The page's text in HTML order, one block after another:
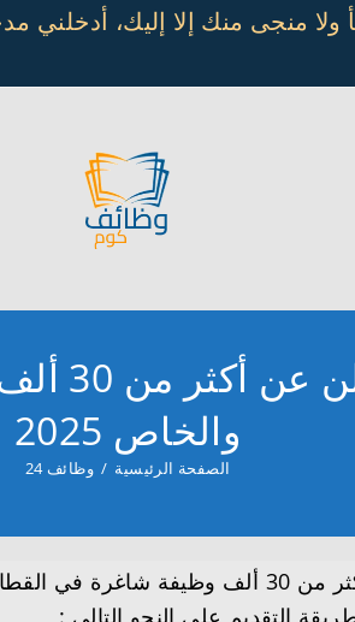
ولا منجى منك إلا إليك،
والخاص 2025
الصفحة الرئيسية / وظائف 24